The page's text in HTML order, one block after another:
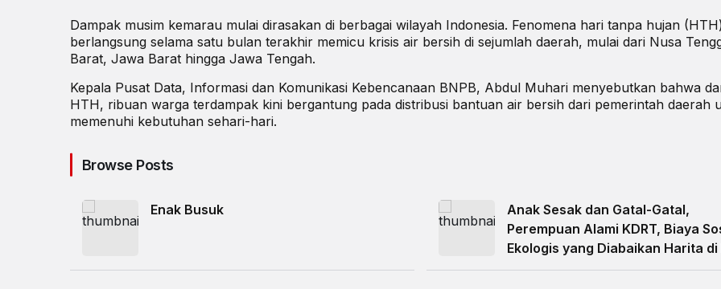
Dampak musim kemarau mulai dirasakan di berbagai wilayah Indonesia. Fenomena hari tanpa hujan
berlangsung selama satu bulan terakhir memicu krisis air bersih di sejumlah daerah, mulai dari Nusa
Barat, Jawa Barat hingga Jawa Tengah.
Kepala Pusat Data, Informasi dan Komunikasi Kebencanaan BNPB, Abdul Muhari menyebutkan bahwa
HTH, ribuan warga terdampak kini bergantung pada distribusi bantuan air bersih dari pemerintah daerah
memenuhi kebutuhan sehari-hari.
Browse Posts
Enak Busuk
Anak Sesak dan Gatal-Gatal,
Perempuan Alami KDRT, Biaya
Ekologis yang Diabaikan Harita di
Obi